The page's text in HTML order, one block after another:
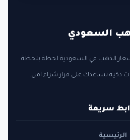
السعودي
أسعار الذهب في السعودية لحظة بلحظة
سريعة
الرئيسية